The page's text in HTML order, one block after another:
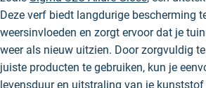
Deze verf biedt langdurige bescherming
weersinvloeden en zorgt ervoor dat je
weer als nieuw uitzien. Door zorgvuldig
juiste producten te gebruiken, kun je
levensduur en uitstraling van je